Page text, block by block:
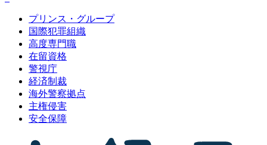
プリンス・グループ
国際犯罪組織
高度専門職
在留資格
警視庁
経済制裁
海外警察拠点
主権侵害
安全保障